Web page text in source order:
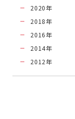
2020年
2018年
2016年
2014年
2012年